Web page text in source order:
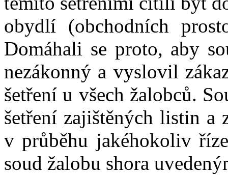
obydlí (obchodních
Domáhali se proto, aby
nezákonný a vyslovil
šetření u všech žalobců.
šetření zajištěných listin a
v průběhu jakéhokoliv
soud žalobu shora